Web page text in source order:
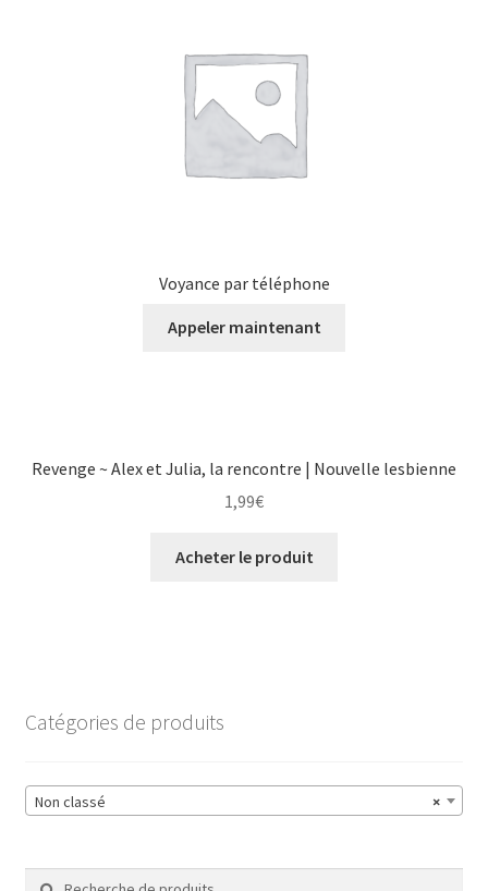
Voyance par téléphone
Appeler maintenant
Revenge ~ Alex et Julia, la rencontre | Nouvelle lesbienne
1,99€
Acheter le produit
Catégories de produits
×
Non classé